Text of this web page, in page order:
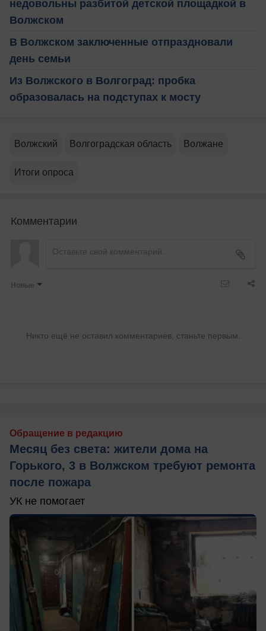
недовольны разбитой детской площадкой в
Волжском
В Волжском заключенные отпраздновали
день семьи
Из Волжского в Волгоград: пробка
образовалась на подступах к мосту
Волжский Волгоградская область Волжане
Итоги опроса
Комментарии
Новые
Никто ещё не оставил комментариев, станьте первым.
Обращение в редакцию
Месяц без света: жители дома на
Горького, 3 в Волжском требуют ремонта
после пожара
УК не помогает